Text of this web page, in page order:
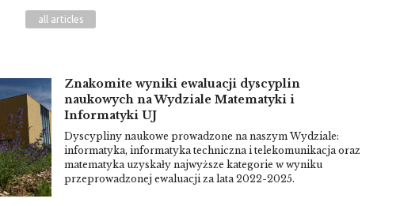
all articles
Znakomite wyniki ewaluacji dyscyplin
naukowych na Wydziale Matematyki i
Informatyki UJ
Dyscypliny naukowe prowadzone na naszym Wydziale:
informatyka, informatyka techniczna i telekomunikacja oraz
matematyka uzyskały najwyższe kategorie w wyniku
przeprowadzonej ewaluacji za lata 2022-2025.